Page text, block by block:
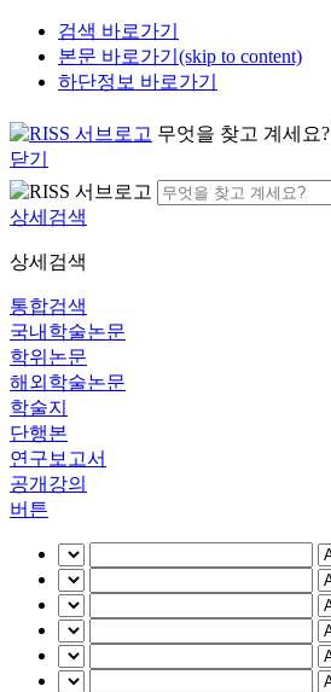
검색 바로가기
본문 바로가기(skip to content)
하단정보 바로가기
무엇을 찾고 계세요?
닫기
상세검색
상세검색
통합검색
국내학술논문
학위논문
해외학술논문
학술지
단행본
연구보고서
공개강의
버튼